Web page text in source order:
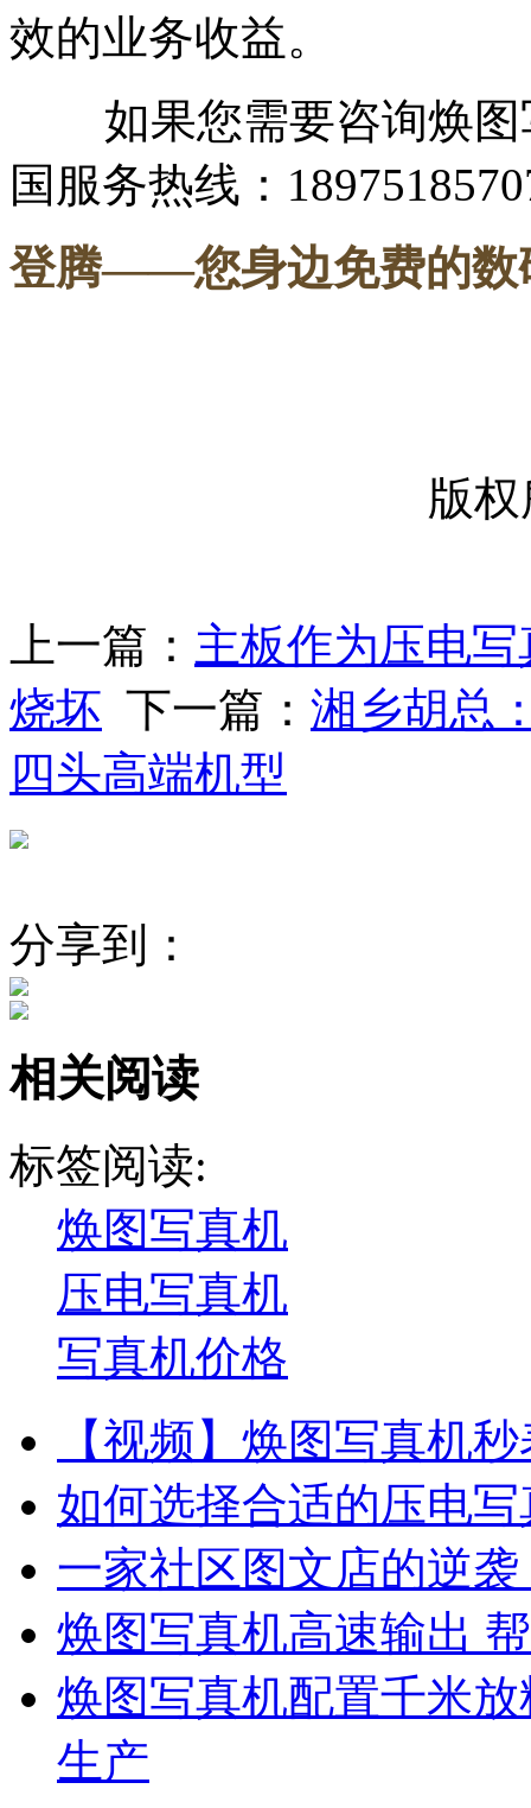
效的业务收益。
如果您需要咨询焕图
国服务热线：
登腾——您身边免费的数
版
上一篇： 主板作为压电
烧坏 下一篇： 湘乡胡总
四头高端机型
分享到：
相关阅读
标签阅读:
焕图写真机
压电写真机
写真机价格
【视频】焕图写真机
如何选择合适的压电
一家社区图文店的逆
焕图写真机高速输出
焕图写真机配置千米
生产